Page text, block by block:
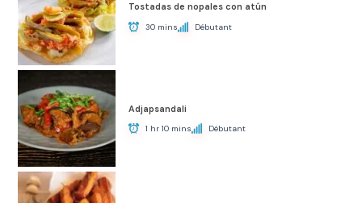
Tostadas de nopales con atún
30 mins Débutant
Adjapsandali
1 hr 10 mins Débutant